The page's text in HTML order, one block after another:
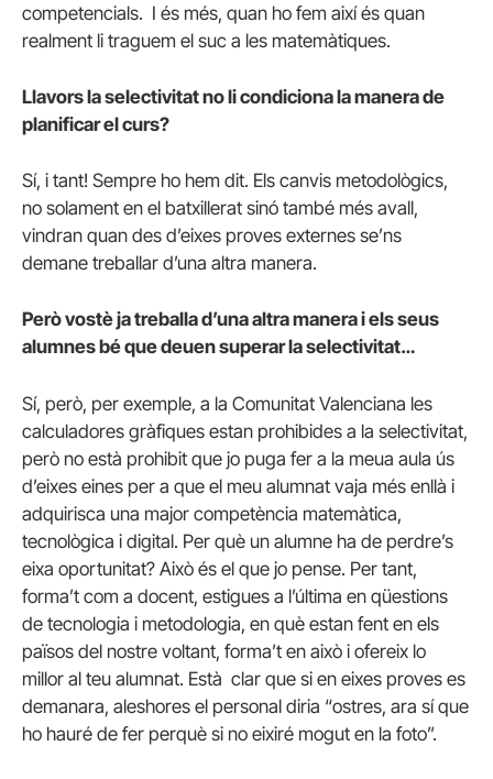
competencials. I és més, quan ho fem així és quan
realment li traguem el suc a les matemàtiques.
Llavors la selectivitat no li condiciona la manera de
planificar el curs?
Sí, i tant! Sempre ho hem dit. Els canvis metodològics,
no solament en el batxillerat sinó també més avall,
vindran quan des d’eixes proves externes se’ns
demane treballar d’una altra manera.
Però vostè ja treballa d’una altra manera i els seus
alumnes bé que deuen superar la selectivitat…
Sí, però, per exemple, a la Comunitat Valenciana les
calculadores gràfiques estan prohibides a la selectivitat,
però no està prohibit que jo puga fer a la meua aula ús
d’eixes eines per a que el meu alumnat vaja més enllà i
adquirisca una major competència matemàtica,
tecnològica i digital. Per què un alumne ha de perdre’s
eixa oportunitat? Això és el que jo pense. Per tant,
forma’t com a docent, estigues a l’última en qüestions
de tecnologia i metodologia, en què estan fent en els
països del nostre voltant, forma’t en això i ofereix lo
millor al teu alumnat. Està clar que si en eixes proves es
demanara, aleshores el personal diria “ostres, ara sí que
ho hauré de fer perquè si no eixiré mogut en la foto”.